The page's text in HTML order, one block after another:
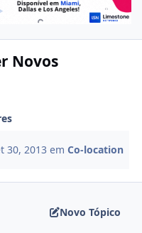
Novos
30, 2013 emCo-location
Novo Tópico